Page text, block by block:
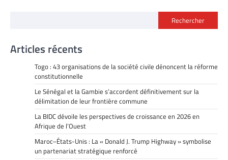
Rechercher
Articles récents
Togo : 43 organisations de la société civile dénoncent la réforme
constitutionnelle
Le Sénégal et la Gambie s’accordent définitivement sur la
délimitation de leur frontière commune
La BIDC dévoile les perspectives de croissance en 2026 en
Afrique de l’Ouest
Maroc–États-Unis : La « Donald J. Trump Highway » symbolise
un partenariat stratégique renforcé